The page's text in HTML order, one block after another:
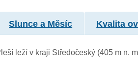
Slunce a Měsíc Kvalita
leží v kraji Středočeský (405 m n.